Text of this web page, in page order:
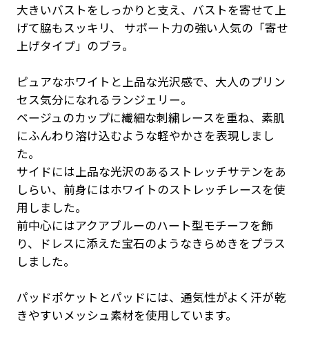
大きいバストをしっかりと支え、バストを寄せて上
げて脇もスッキリ、 サポート力の強い人気の「寄せ
上げタイプ」のブラ。
ピュアなホワイトと上品な光沢感で、大人のプリン
セス気分になれるランジェリー。
ベージュのカップに繊細な刺繍レースを重ね、素肌
にふんわり溶け込むような軽やかさを表現しまし
た。
サイドには上品な光沢のあるストレッチサテンをあ
しらい、前身にはホワイトのストレッチレースを使
用しました。
前中心にはアクアブルーのハート型モチーフを飾
り、ドレスに添えた宝石のようなきらめきをプラス
しました。
パッドポケットとパッドには、通気性がよく汗が乾
きやすいメッシュ素材を使用しています。